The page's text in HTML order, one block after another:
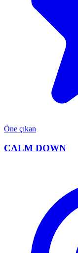
Öne çıkan
CALM DOWN